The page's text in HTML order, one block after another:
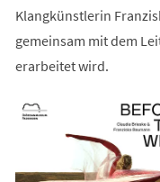
Klangkünstlerin
gemeinsam mit dem
erarbeitet wird.